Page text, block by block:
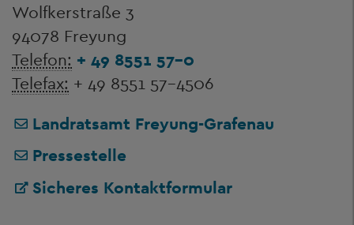
Wolfkerstraße 3
94078 Freyung
Telefon: + 49 8551 57-0
Telefax: + 49 8551 57-4506
Landratsamt Freyung-Grafenau
Pressestelle
Sicheres Kontaktformular